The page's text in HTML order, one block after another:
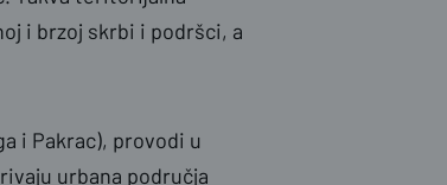
i brzoj skrbi i podršci, a
i Pakrac), provodi u
urbana područja